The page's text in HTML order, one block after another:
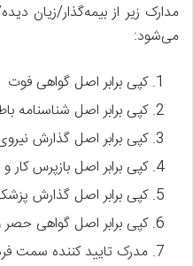
مدارک زیر از بیمه‌گذار/زیان
می‌شود:
کپی برابر اصل گواهی فوت
کپی برابر اصل شناسنامه
کپی برابر اصل گذارش
کپی برابر اصل بازپرس کار
کپی برابر اصل گذارش
کپی برابر اصل گواهی حصر
مدرک تایید کننده سمت